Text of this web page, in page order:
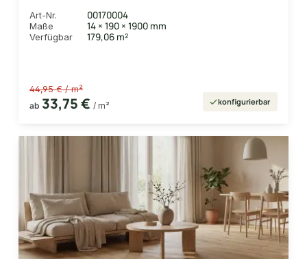
Art-Nr. 00170004
Maße 14 × 190 × 1900 mm
Verfügbar 179,06 m²
44,95 € / m²
ab 33,75 € / m² konfigurierbar